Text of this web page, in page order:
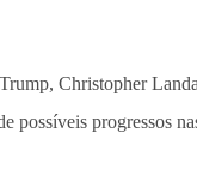
Christopher
possíveis progressos